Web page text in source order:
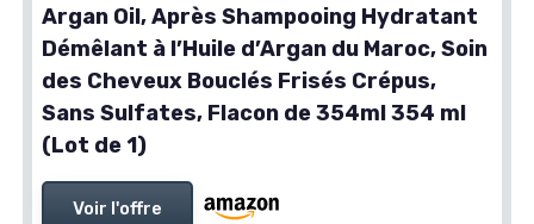
Argan Oil, Après Shampooing Hydratant
Démêlant à l’Huile d’Argan du Maroc, Soin
des Cheveux Bouclés Frisés Crépus,
Sans Sulfates, Flacon de 354ml 354 ml
(Lot de 1)
Voir l'offre